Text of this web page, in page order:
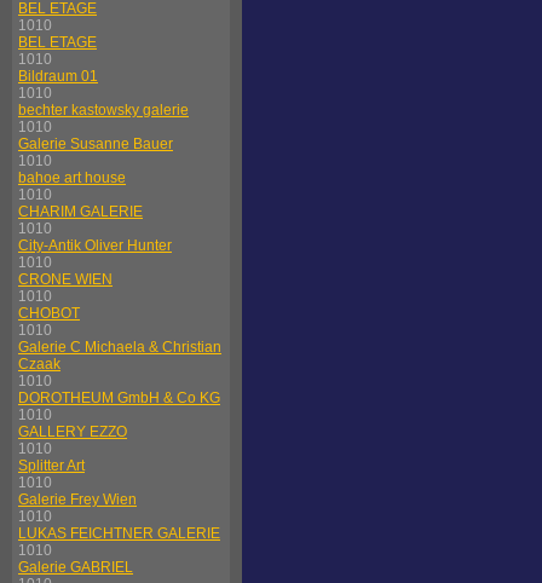
BEL ETAGE
1010
BEL ETAGE
1010
Bildraum 01
1010
bechter kastowsky galerie
1010
Galerie Susanne Bauer
1010
bahoe art house
1010
CHARIM GALERIE
1010
City-Antik Oliver Hunter
1010
CRONE WIEN
1010
CHOBOT
1010
Galerie C Michaela & Christian
Czaak
1010
DOROTHEUM GmbH & Co KG
1010
GALLERY EZZO
1010
Splitter Art
1010
Galerie Frey Wien
1010
LUKAS FEICHTNER GALERIE
1010
Galerie GABRIEL